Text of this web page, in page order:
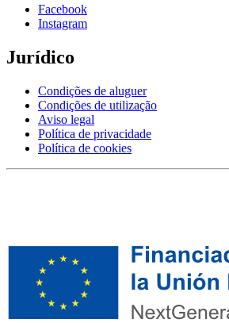
Facebook
Instagram
Jurídico
Condições de aluguer
Condições de utilização
Aviso legal
Política de privacidade
Política de cookies